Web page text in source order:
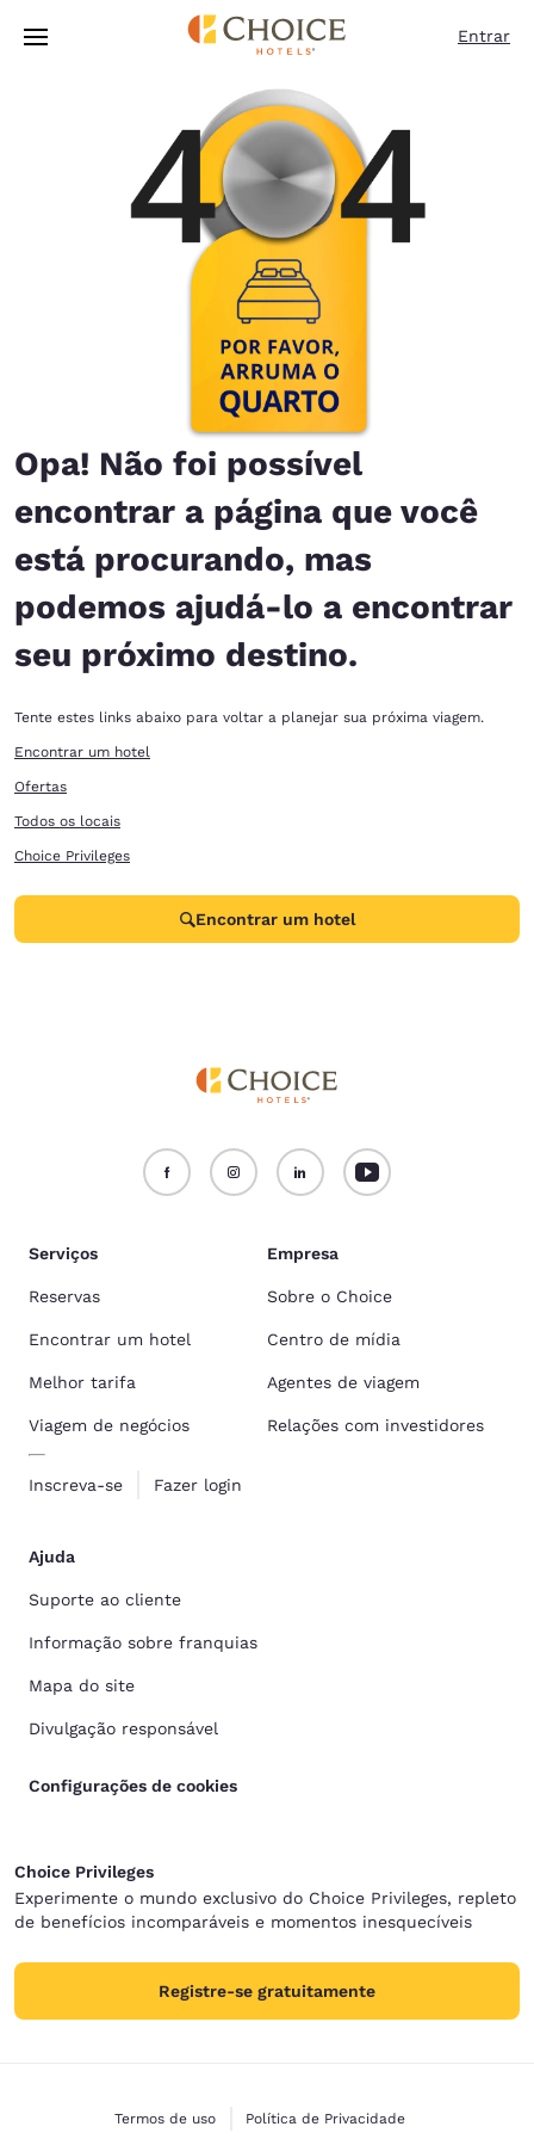
Pular Para Conteúdo Principal
Entrar
Opa! Não foi possível
encontrar a página que você
está procurando, mas
podemos ajudá-lo a encontrar
seu próximo destino.
Tente estes links abaixo para voltar a planejar sua próxima viagem.
Encontrar um hotel
Ofertas
Todos os locais
Choice Privileges
Encontrar um hotel
Serviços
Reservas
Encontrar um hotel
Melhor tarifa
Viagem de negócios
Inscreva-se Fazer login
Empresa
Sobre o Choice
Centro de mídia
Agentes de viagem
Relações com investidores
Ajuda
Suporte ao cliente
Informação sobre franquias
Mapa do site
Divulgação responsável
Configurações de cookies
Choice Privileges
Experimente o mundo exclusivo do Choice Privileges, repleto
de benefícios incomparáveis e momentos inesquecíveis
Registre-se gratuitamente
Termos de uso Política de Privacidade